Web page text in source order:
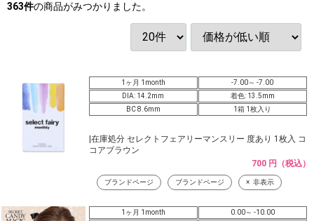
363件の商品がみつかりました。
1ヶ月 1month
-7.00～ -7.00
DIA: 14.2mm
着色: 13.5mm
BC 8.6mm
1箱 1枚入り
|在庫処分 セレクトフェアリーマンスリー 度あり 1枚入 コ
コアブラウン
700 円（税込）
ブランドページ ブランドページ 非表示
1ヶ月 1month
0.00～ -10.00